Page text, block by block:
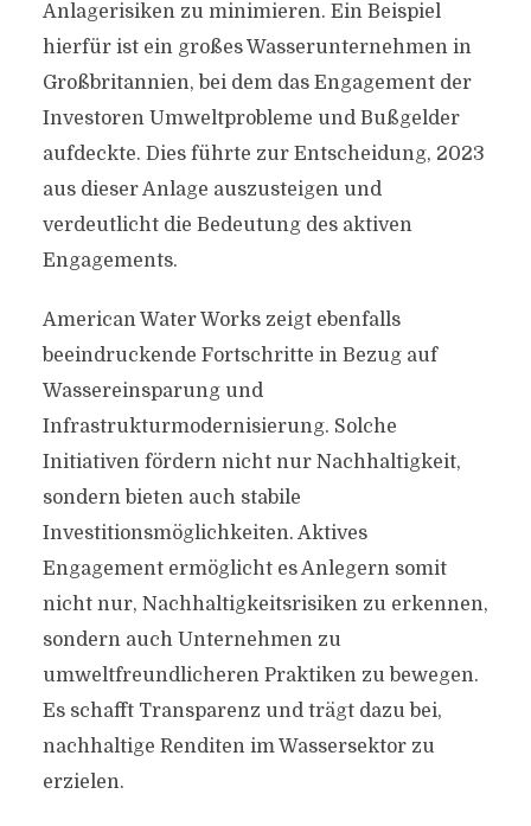
Anlagerisiken zu minimieren. Ein Beispiel
hierfür ist ein großes Wasserunternehmen in
Großbritannien, bei dem das Engagement der
Investoren Umweltprobleme und Bußgelder
aufdeckte. Dies führte zur Entscheidung, 2023
aus dieser Anlage auszusteigen und
verdeutlicht die Bedeutung des aktiven
Engagements.
American Water Works zeigt ebenfalls
beeindruckende Fortschritte in Bezug auf
Wassereinsparung und
Infrastrukturmodernisierung. Solche
Initiativen fördern nicht nur Nachhaltigkeit,
sondern bieten auch stabile
Investitionsmöglichkeiten. Aktives
Engagement ermöglicht es Anlegern somit
nicht nur, Nachhaltigkeitsrisiken zu erkennen,
sondern auch Unternehmen zu
umweltfreundlicheren Praktiken zu bewegen.
Es schafft Transparenz und trägt dazu bei,
nachhaltige Renditen im Wassersektor zu
erzielen.